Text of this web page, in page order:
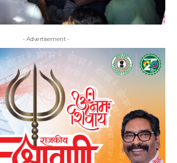
- Advertisement -